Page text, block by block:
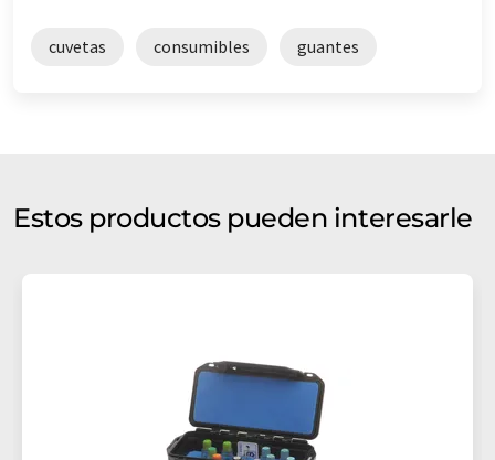
cuvetas consumibles guantes
Estos productos pueden interesarle